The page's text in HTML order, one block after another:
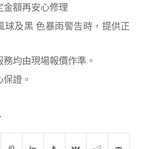
金額再安心修理
球及黑 色暴雨警告時，提供正
均由現場報價作準。
證。